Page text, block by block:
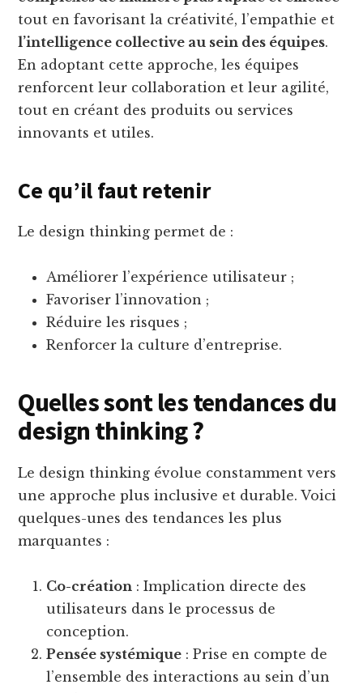
tout en favorisant la créativité, l’empathie et
l’intelligence collective au sein des équipes.
En adoptant cette approche, les équipes
renforcent leur collaboration et leur agilité,
tout en créant des produits ou services
innovants et utiles.
Ce qu’il faut retenir
Le design thinking permet de :
Améliorer l’expérience utilisateur ;
Favoriser l’innovation ;
Réduire les risques ;
Renforcer la culture d’entreprise.
Quelles sont les tendances du
design thinking ?
Le design thinking évolue constamment vers
une approche plus inclusive et durable. Voici
quelques-unes des tendances les plus
marquantes :
Co-création : Implication directe des
utilisateurs dans le processus de
conception.
Pensée systémique : Prise en compte de
l’ensemble des interactions au sein d’un